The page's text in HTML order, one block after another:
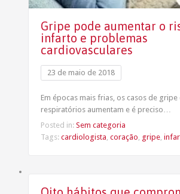
Gripe pode aumentar o
infarto e problemas
cardiovasculares
23 de maio de 2018
Em épocas mais frias, os casos de
respiratórios aumentam e é preciso…
Posted in: Sem categoria
Tags: cardiologista, coração, gripe,